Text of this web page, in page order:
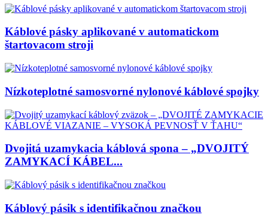
Káblové pásky aplikované v automatickom
štartovacom stroji
Nízkoteplotné samosvorné nylonové káblové spojky
Dvojitá uzamykacia káblová spona – „DVOJITÝ
ZAMYKACÍ KÁBEL...
Káblový pásik s identifikačnou značkou